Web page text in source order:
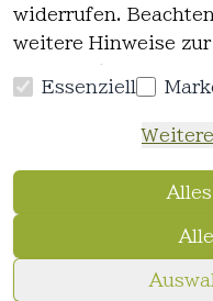
widerrufen.
weitere Hinweise
Datenschutzerklärung
Essenziell
widerrufen